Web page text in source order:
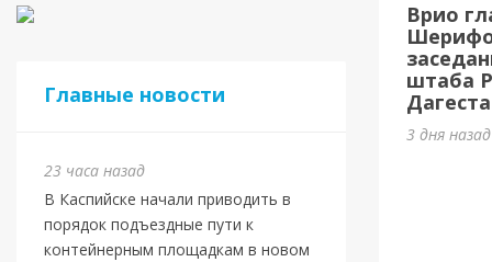
Главные новости
23 часа назад
В Каспийске начали приводить в
порядок подъездные пути к
контейнерным площадкам в новом
МБУ
4 дня
Врио
штаба
3 дня